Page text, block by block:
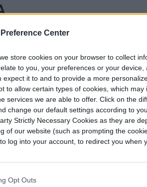
Center
store cookies on your browser to collect
to you, your preferences or your device,
it to and to provide a more
to allow certain types of cookies, which may
services we are able to offer. Click on the
change our default settings according to
Strictly Necessary Cookies as they are
of our website (such as prompting the
log into your account, to redirect you when
Opt Outs